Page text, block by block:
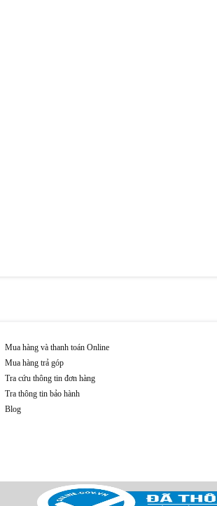
Mua hàng và thanh toán Online
Mua hàng trả góp
Tra cứu thông tin đơn hàng
Tra thông tin bảo hành
Blog